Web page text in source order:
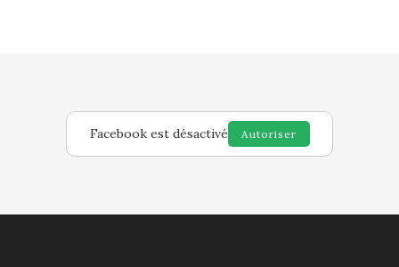
Facebook est désactivé Autoriser